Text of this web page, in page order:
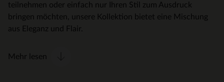
teilnehmen oder einfach nur Ihren Stil zum Ausdruck
bringen möchten, unsere Kollektion bietet eine Mischung
aus Eleganz und Flair.
Mehr lesen